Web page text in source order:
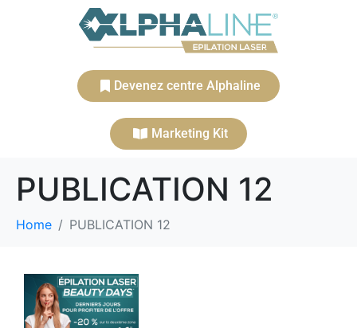
Devenez centre Alphaline
Marketing Kit
PUBLICATION 12
Home PUBLICATION 12